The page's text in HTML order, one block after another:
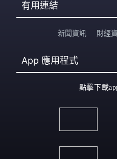
有用連結
新聞資訊 財經
App 應用程式
點擊下載